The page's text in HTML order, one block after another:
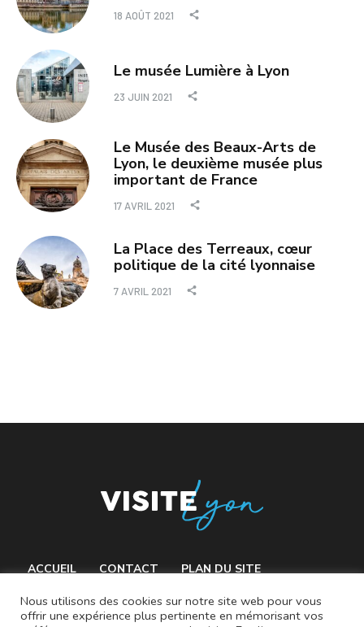
18 AOÛT 2021
Le musée Lumière à Lyon
23 JUIN 2021
Le Musée des Beaux-Arts de
Lyon, le deuxième musée plus
important de France
17 AVRIL 2021
La Place des Terreaux, cœur
politique de la cité lyonnaise
7 AVRIL 2021
ACCUEIL CONTACT
PLAN DU SITE
Nous utilisons des cookies sur notre site web pour vous
offrir une expérience plus pertinente en mémorisant vos